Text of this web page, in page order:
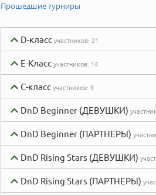
Прошедшие турниры
D-классучастников: 21
Е-Классучастников: 14
С-классучастников: 9
DnD Beginner (ДЕВУШКИ)
DnD Beginner (ПАРТНЕРЫ)
DnD Rising Stars (ДЕВУШКИ)
DnD Rising Stars (ПАРТНЕРЫ)